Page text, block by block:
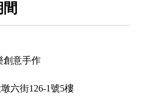
創意手作
六街126-1號5樓